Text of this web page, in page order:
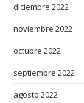
diciembre 2022
noviembre 2022
octubre 2022
septiembre 2022
agosto 2022